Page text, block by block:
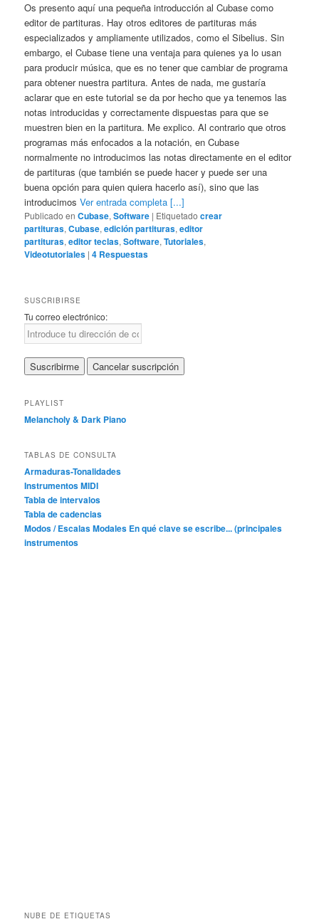
Os presento aquí una pequeña introducción al Cubase como
editor de partituras. Hay otros editores de partituras más
especializados y ampliamente utilizados, como el Sibelius. Sin
embargo, el Cubase tiene una ventaja para quienes ya lo usan
para producir música, que es no tener que cambiar de programa
para obtener nuestra partitura. Antes de nada, me gustaría
aclarar que en este tutorial se da por hecho que ya tenemos las
notas introducidas y correctamente dispuestas para que se
muestren bien en la partitura. Me explico. Al contrario que otros
programas más enfocados a la notación, en Cubase
normalmente no introducimos las notas directamente en el editor
de partituras (que también se puede hacer y puede ser una
buena opción para quien quiera hacerlo así), sino que las
introducimosVer entrada completa [...]
Publicado en Cubase,Software | Etiquetado crear
partituras,Cubase,edición partituras,editor
partituras,editor teclas,Software,Tutoriales,
Videotutoriales |4 Respuestas
SUSCRIBIRSE
Tu correo electrónico:
PLAYLIST
Melancholy & Dark Piano
TABLAS DE CONSULTA
Armaduras-Tonalidades
Instrumentos MIDI
Tabla de intervalos
Tabla de cadencias
Modos / Escalas Modales En qué clave se escribe... (principales
instrumentos
NUBE DE ETIQUETAS